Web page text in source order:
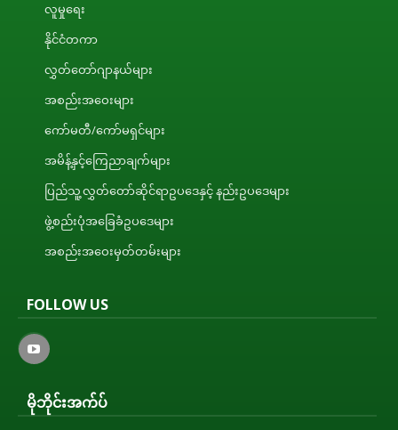
လူမှုရေး
နိုင်ငံတကာ
လွှတ်တော်ဂျာနယ်များ
အစည်းအဝေးများ
ကော်မတီ/ကော်မရှင်များ
အမိန့်နှင့်ကြေညာချက်များ
ပြည်သူ့လွှတ်တော်ဆိုင်ရာဥပဒေနှင့် နည်းဥပဒေများ
ဖွဲ့စည်းပုံအခြေခံဥပဒေများ
အစည်းအဝေးမှတ်တမ်းများ
FOLLOW US
မိုဘိုင်းအက်ပ်